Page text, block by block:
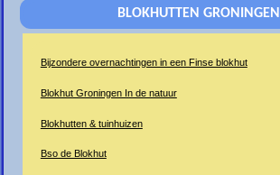
BLOKHUTTEN GRONINGEN
Bijzondere overnachtingen in een Finse blokhut
Blokhut Groningen In de natuur
Blokhutten & tuinhuizen
Bso de Blokhut